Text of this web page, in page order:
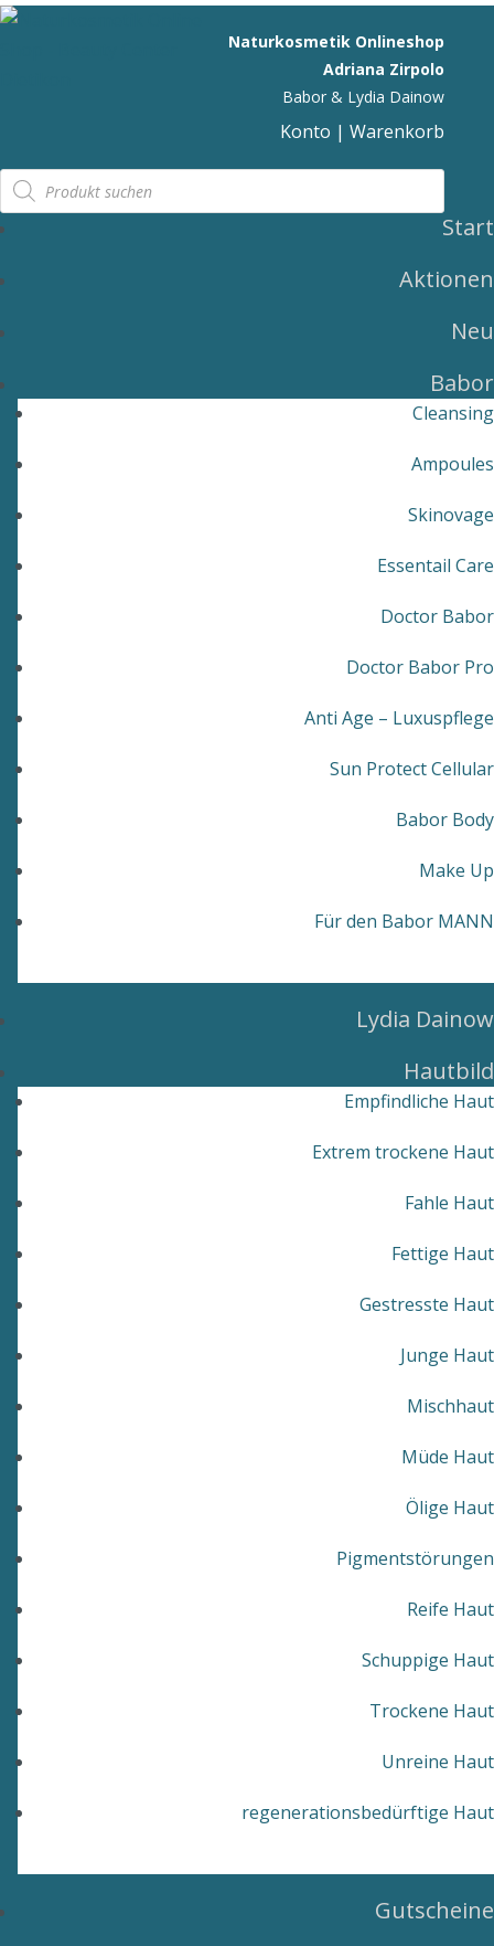
Naturkosmetik Onlineshop
Adriana Zirpolo
Babor & Lydia Dainow
Konto |Warenkorb
Products
search
Start
Aktionen
Neu
Babor
Cleansing
Ampoules
Skinovage
Essentail Care
Doctor Babor
Doctor Babor Pro
Anti Age – Luxuspflege
Sun Protect Cellular
Babor Body
Make Up
Für den Babor MANN
Lydia Dainow
Hautbild
Empfindliche Haut
Extrem trockene Haut
Fahle Haut
Fettige Haut
Gestresste Haut
Junge Haut
Mischhaut
Müde Haut
Ölige Haut
Pigmentstörungen
Reife Haut
Schuppige Haut
Trockene Haut
Unreine Haut
regenerationsbedürftige Haut
Gutscheine